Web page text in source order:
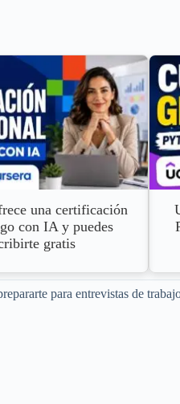
una certificación
con IA y puedes
gratis
para entrevistas de